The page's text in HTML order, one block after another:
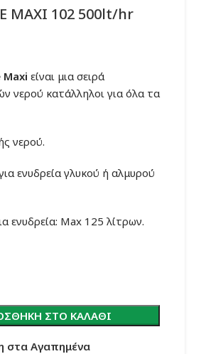
MAXI 102 500lt/hr
Maxi είναι μια σειρά
νερού κατάλληλοι για όλα τα
νερού.
ενυδρεία γλυκού ή αλμυρού
ενυδρεία: Max 125 λίτρων.
ΣΤΟ ΚΑΛΆΘΙ
στα Αγαπημένα